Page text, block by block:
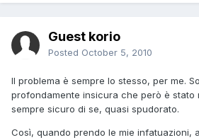
Guest korio
Posted October 5, 2010
Il problema è sempre lo stesso, per me.
profondamente insicura che però è stato
sempre sicuro di se, quasi spudorato.
Così, quando prendo le mie infatuazioni,